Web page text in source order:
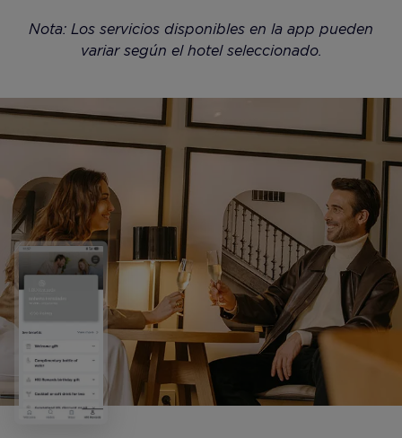
Nota: Los servicios disponibles en la app pueden
variar según el hotel seleccionado.